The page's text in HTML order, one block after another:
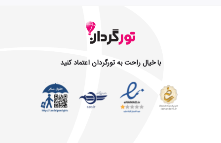
با خیال راحت به تورگردان اعتماد کنید